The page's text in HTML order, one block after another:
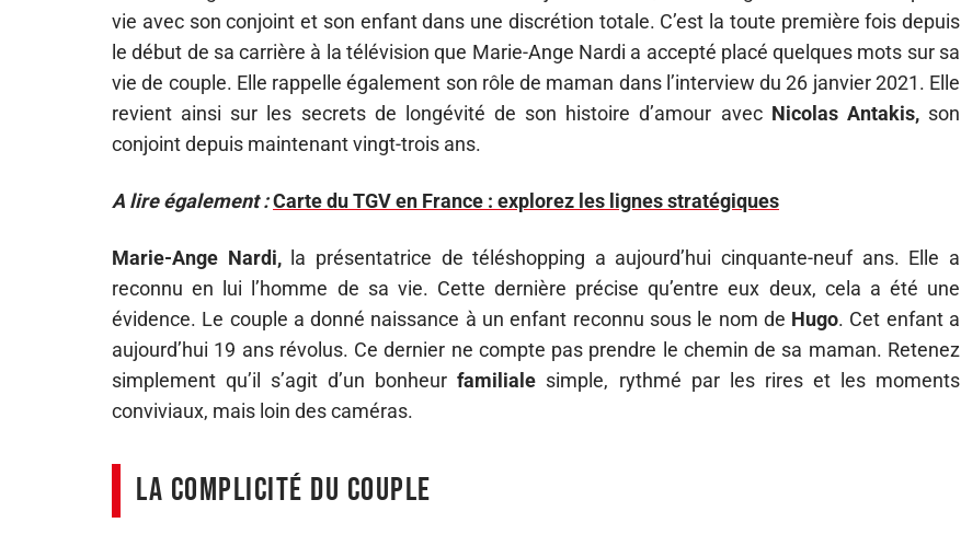
vie avec son conjoint et son enfant dans une discrétion totale. C’est la toute première fois depuis
le début de sa carrière à la télévision que Marie-Ange Nardi a accepté placé quelques mots sur sa
vie de couple. Elle rappelle également son rôle de maman dans l’interview du 26 janvier 2021. Elle
revient ainsi sur les secrets de longévité de son histoire d’amour avecNicolas Antakis, son
conjoint depuis maintenant vingt-trois ans.
A lire également :Carte du TGV en France : explorez les lignes stratégiques
Marie-Ange Nardi,
la présentatrice de téléshopping a aujourd’hui cinquante-neuf ans. Elle a
reconnu en lui l’homme de sa vie. Cette dernière précise qu’entre eux deux, cela a été une
évidence. Le couple a donné naissance à un enfant reconnu sous le nom de Hugo. Cet enfant a
aujourd’hui 19 ans révolus. Ce dernier ne compte pas prendre le chemin de sa maman. Retenez
simplement qu’il s’agit d’un bonheurfamiliale simple, rythmé par les rires et les moments
conviviaux, mais loin des caméras.
La complicité du couple